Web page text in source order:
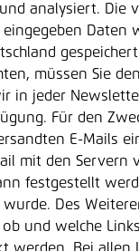
analysiert. Die
Daten
müssen Sie
in jeder
Für den
E-Mails
mit den Servern
festgestellt
Des
und welche
werden. Bei allen